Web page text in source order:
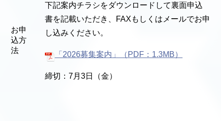
お申
込方
法
下記案内チラシをダウンロードして裏面申込
書を記載いただき、FAXもしくはメールでお申
し込みください。
「2026募集案内」（PDF：1.3MB）
締切：7月3日（金）